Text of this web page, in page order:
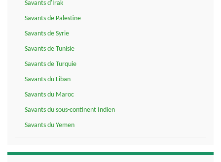
Savants d'Irak
Savants de Palestine
Savants de Syrie
Savants de Tunisie
Savants de Turquie
Savants du Liban
Savants du Maroc
Savants du sous-continent Indien
Savants du Yemen